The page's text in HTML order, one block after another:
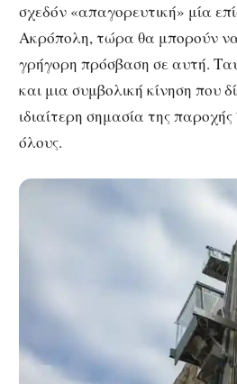
σχεδόν «απαγορευτική» μία
Ακρόπολη, τώρα θα μπορούν
γρήγορη πρόσβαση σε αυτή.
και μια συμβολική κίνηση που
ιδιαίτερη σημασία της
όλους.